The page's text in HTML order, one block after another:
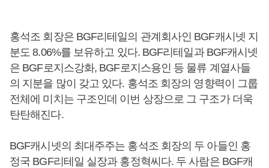
홍석조 회장은 BGF리테일의 관계회사인 BGF캐시넷 지
분도 8.06%를 보유하고 있다. BGF리테일과 BGF캐시넷
은 BGF로지스강화, BGF로지스용인 등 물류 계열사들
의 지분을 많이 갖고 있다. 홍석조 회장의 영향력이 그룹
전체에 미치는 구조인데 이번 상장으로 그 구조가 더욱
탄탄해진다.
BGF캐시넷의 최대주주는 홍석조 회장의 두 아들인 홍
정국 BGF리테일 실장과 홍정혁씨다. 두 사람은 BGF캐